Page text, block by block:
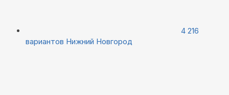
4 216
вариантов Нижний Новгород